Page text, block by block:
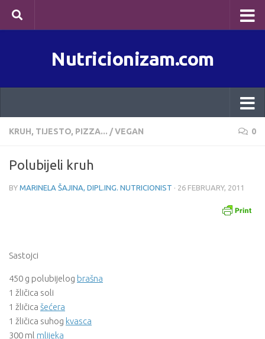
Skip to content
Nutricionizam.com
KRUH, TIJESTO, PIZZA... /VEGAN 0
Polubijeli kruh
BY MARINELA ŠAJINA, DIPL.ING. NUTRICIONIST · 26 FEBRUARY, 2011
Sastojci
450 g polubijelog brašna
1 žličica soli
1 žličica šećera
1 žličica suhog kvasca
300 ml mlijeka